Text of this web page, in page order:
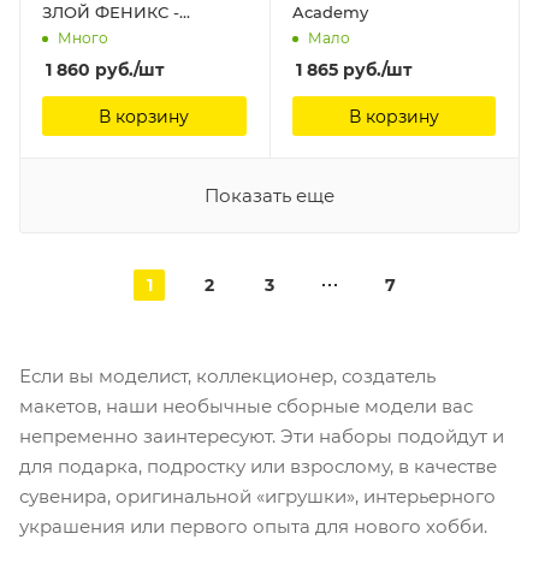
ЗЛОЙ ФЕНИКС -
РАКЕТА AIM-54 Sabre
Много
1 860 руб./шт
В корзину
Academy
Мало
1 865руб./шт
В корзину
Показать еще
1 2 3 7
Если вы моделист, коллекционер, создатель
макетов, наши необычные сборные модели вас
непременно заинтересуют. Эти наборы подойдут и
для подарка, подростку или взрослому, в качестве
сувенира, оригинальной «игрушки», интерьерного
украшения или первого опыта для нового хобби.